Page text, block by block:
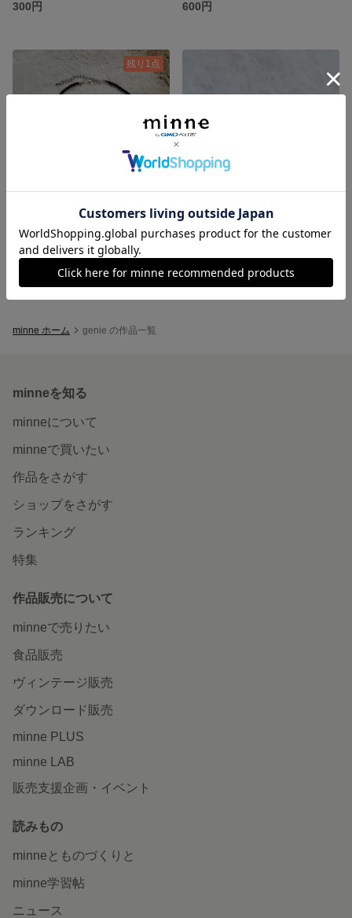
300円 600円
残り1点
No.002 ビーズ ストリート ネックレス 韓国 ハート 薔薇 シンプル
500円
展示中
minne ホーム genie の作品一覧
minneを知る
minneについて
minneで買いたい
作品をさがす
ショップをさがす
ランキング
特集
作品販売について
minneで売りたい
食品販売
ヴィンテージ販売
ダウンロード販売
minne PLUS
minne LAB
販売支援企画・イベント
読みもの
minneとものづくりと
minne学習帖
ニュース